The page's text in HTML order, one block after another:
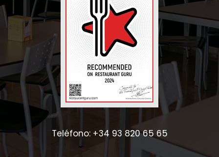
Teléfono: +34 93 820 65 65